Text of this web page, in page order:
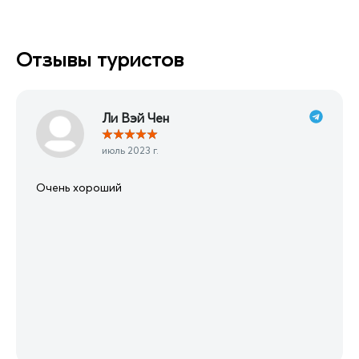
Отзывы туристов
Ли Вэй Чен
★★★★★
июль 2023 г.
Очень хороший